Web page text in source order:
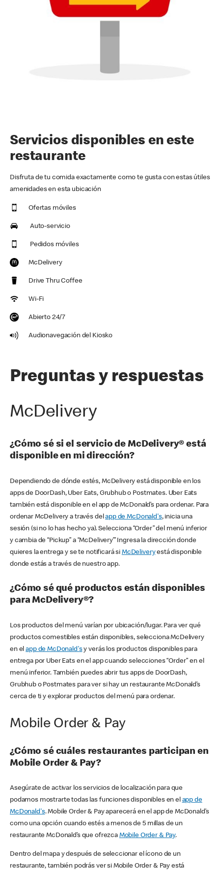
Servicios disponibles en este
restaurante
Disfruta de tu comida exactamente como te gusta con estas útiles
amenidades en esta ubicación
Ofertas móviles
Auto-servicio
Pedidos móviles
McDelivery
Drive Thru Coffee
Wi-Fi
Abierto 24/7
Audionavegación del Kiosko
Preguntas y respuestas
McDelivery
¿Cómo sé si el servicio de McDelivery® está
disponible en mi dirección?
Dependiendo de dónde estés, McDelivery está disponible en los
apps de DoorDash, Uber Eats, Grubhub o Postmates. Uber Eats
también está disponible en el app de McDonald’s para ordenar. Para
ordenar McDelivery a través delapp de McDonald's, inicia una
sesión (si no lo has hecho ya). Selecciona “Order” del menú inferior
y cambia de “Pickup” a “McDelivery’” Ingresa la dirección donde
quieres la entrega y se te notificará si McDeliveryestá disponible
donde estás a través de nuestro app.
¿Cómo sé qué productos están disponibles
para McDelivery®?
Los productos del menú varían por ubicación/lugar. Para ver qué
productos comestibles están disponibles, selecciona McDelivery
en elapp de McDonald'sy verás los productos disponibles para
entrega por Uber Eats en el app cuando selecciones “Order” en el
menú inferior. También puedes abrir tus apps de DoorDash,
Grubhub o Postmates para ver si hay un restaurante McDonald’s
cerca de ti y explorar productos del menú para ordenar.
Mobile Order & Pay
¿Cómo sé cuáles restaurantes participan en
Mobile Order & Pay?
Asegúrate de activar los servicios de localización para que
podamos mostrarte todas las funciones disponibles en el app de
McDonald's. Mobile Order & Pay aparecerá en el app de McDonald’s
como una opción cuando estés a menos de 5 millas de un
restaurante McDonald’s que ofrezca Mobile Order & Pay.
Dentro del mapa y después de seleccionar el ícono de un
restaurante, también podrás ver si Mobile Order & Pay está